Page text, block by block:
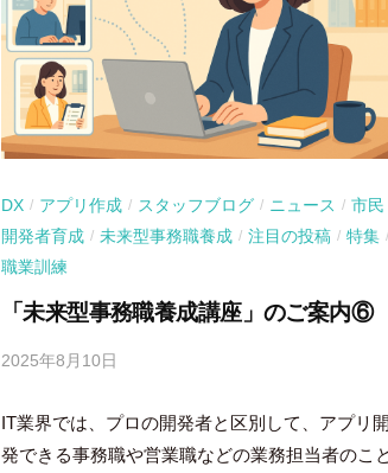
DX / アプリ作成 / スタッフブログ / ニュース / 市民
開発者育成 / 未来型事務職養成 / 注目の投稿 / 特集 /
職業訓練
「未来型事務職養成講座」のご案内⑥
2025年8月10日
吉
田
IT業界では、プロの開発者と区別して、アプリ開
発できる事務職や営業職などの業務担当者のこと